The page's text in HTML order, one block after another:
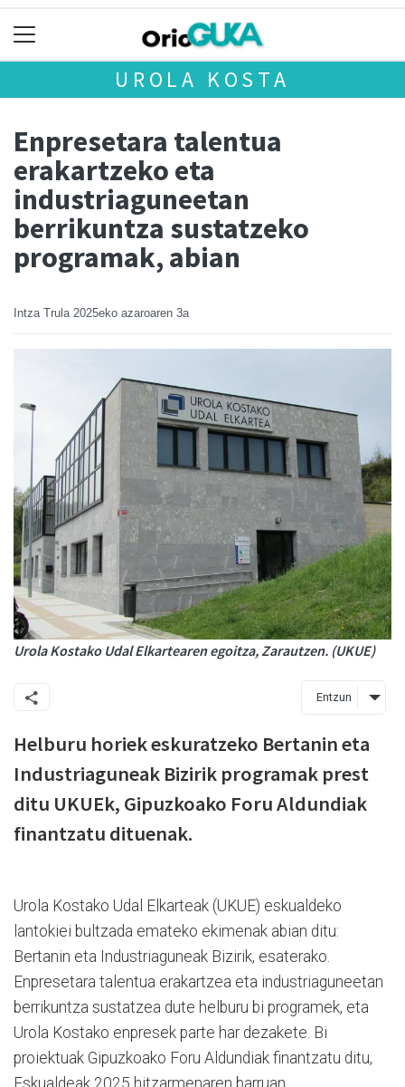
UROLA KOSTA
Enpresetara talentua
erakartzeko eta
industriaguneetan
berrikuntza sustatzeko
programak, abian
Intza Trula 2025eko azaroaren 3a
Urola Kostako Udal Elkartearen egoitza, Zarautzen. (UKUE)
Entzun
Helburu horiek eskuratzeko Bertanin eta
Industriaguneak Bizirik programak prest
ditu UKUEk, Gipuzkoako Foru Aldundiak
finantzatu dituenak.
Urola Kostako Udal Elkarteak (UKUE) eskualdeko
lantokiei bultzada emateko ekimenak abian ditu:
Bertanin eta Industriaguneak Bizirik, esaterako.
Enpresetara talentua erakartzea eta industriaguneetan
berrikuntza sustatzea dute helburu bi programek, eta
Urola Kostako enpresek parte har dezakete. Bi
proiektuak Gipuzkoako Foru Aldundiak finantzatu ditu,